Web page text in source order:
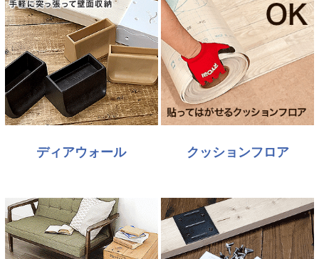
ディアウォール クッションフロア